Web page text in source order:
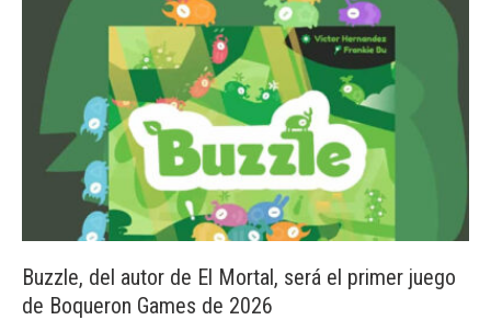
Buzzle, del autor de El Mortal, será el primer juego
de Boqueron Games de 2026